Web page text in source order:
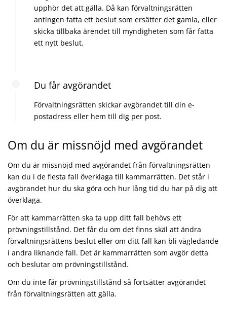
upphör det att gälla. Då kan förvaltningsrätten
antingen fatta ett beslut som ersätter det gamla, eller
skicka tillbaka ärendet till myndigheten som får fatta
ett nytt beslut.
Du får avgörandet
Förvaltningsrätten skickar avgörandet till din e-
postadress eller hem till dig per post.
Om du är missnöjd med avgörandet
Om du är missnöjd med avgörandet från förvaltningsrätten
kan du i de flesta fall överklaga till kammarrätten. Det står i
avgörandet hur du ska göra och hur lång tid du har på dig att
överklaga.
För att kammarrätten ska ta upp ditt fall behövs ett
prövningstillstånd. Det får du om det finns skäl att ändra
förvaltningsrättens beslut eller om ditt fall kan bli vägledande
i andra liknande fall. Det är kammarrätten som avgör detta
och beslutar om prövningstillstånd.
Om du inte får prövningstillstånd så fortsätter avgörandet
från förvaltningsrätten att gälla.